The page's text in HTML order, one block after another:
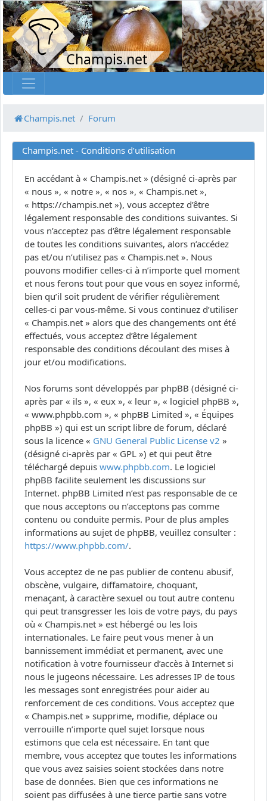
Champis.net
Champis.net Forum
Champis.net - Conditions d’utilisation
En accédant à « Champis.net » (désigné ci-après par
« nous », « notre », « nos », « Champis.net »,
« https://champis.net »), vous acceptez d’être
légalement responsable des conditions suivantes. Si
vous n’acceptez pas d’être légalement responsable
de toutes les conditions suivantes, alors n’accédez
pas et/ou n’utilisez pas « Champis.net ». Nous
pouvons modifier celles-ci à n’importe quel moment
et nous ferons tout pour que vous en soyez informé,
bien qu’il soit prudent de vérifier régulièrement
celles-ci par vous-même. Si vous continuez d’utiliser
« Champis.net » alors que des changements ont été
effectués, vous acceptez d’être légalement
responsable des conditions découlant des mises à
jour et/ou modifications.
Nos forums sont développés par phpBB (désigné ci-
après par « ils », « eux », « leur », « logiciel phpBB »,
« www.phpbb.com », « phpBB Limited », « Équipes
phpBB ») qui est un script libre de forum, déclaré
sous la licence « GNU General Public License v2 »
(désigné ci-après par « GPL ») et qui peut être
téléchargé depuis www.phpbb.com. Le logiciel
phpBB facilite seulement les discussions sur
Internet. phpBB Limited n’est pas responsable de ce
que nous acceptons ou n’acceptons pas comme
contenu ou conduite permis. Pour de plus amples
informations au sujet de phpBB, veuillez consulter :
https://www.phpbb.com/.
Vous acceptez de ne pas publier de contenu abusif,
obscène, vulgaire, diffamatoire, choquant,
menaçant, à caractère sexuel ou tout autre contenu
qui peut transgresser les lois de votre pays, du pays
où « Champis.net » est hébergé ou les lois
internationales. Le faire peut vous mener à un
bannissement immédiat et permanent, avec une
notification à votre fournisseur d’accès à Internet si
nous le jugeons nécessaire. Les adresses IP de tous
les messages sont enregistrées pour aider au
renforcement de ces conditions. Vous acceptez que
« Champis.net » supprime, modifie, déplace ou
verrouille n’importe quel sujet lorsque nous
estimons que cela est nécessaire. En tant que
membre, vous acceptez que toutes les informations
que vous avez saisies soient stockées dans notre
base de données. Bien que ces informations ne
soient pas diffusées à une tierce partie sans votre